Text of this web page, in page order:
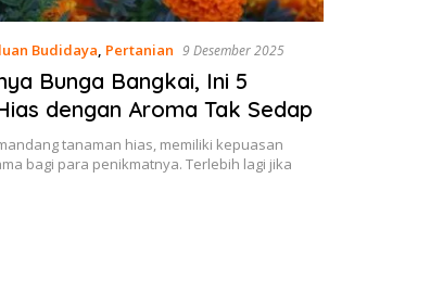
Budidaya, Pertanian 9 Desember 2025
Bunga Bangkai, Ini 5
dengan Aroma Tak Sedap
tanaman hias, memiliki kepuasan
bagi para penikmatnya. Terlebih lagi jika